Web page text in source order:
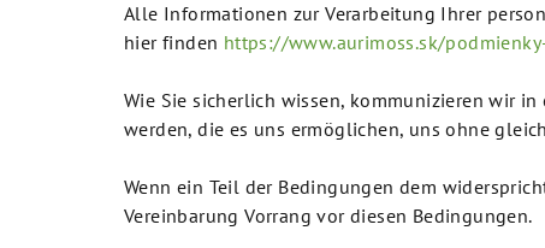
Alle Informationen zur Verarbeitung Ihrer
hier finden https://www.aurimoss.sk/
Wie Sie sicherlich wissen, kommunizieren wir
werden, die es uns ermöglichen, uns ohne
Wenn ein Teil der Bedingungen dem
Vereinbarung Vorrang vor diesen Bedingungen.